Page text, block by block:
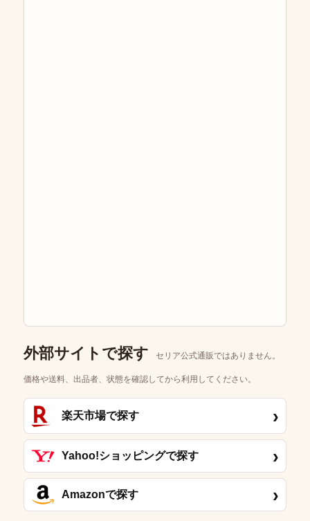
外部サイトで探す セリア公式通販ではありません。
価格や送料、出品者、状態を確認してから利用してください。
楽天市場で探す ›
Yahoo!ショッピングで探す ›
Amazonで探す ›